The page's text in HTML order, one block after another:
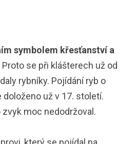
symbolem křesťanství a
Proto se při klášterech už od
rybníky. Pojídání ryb o
už v 17. století.
moc nedodržoval.